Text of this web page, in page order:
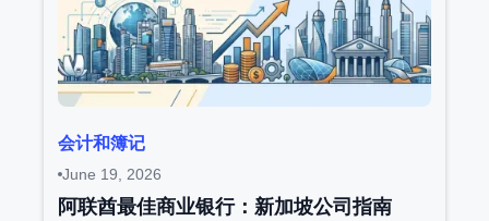
会计和簿记
June 19, 2026
阿联酋最佳商业银行：新加坡公司指南